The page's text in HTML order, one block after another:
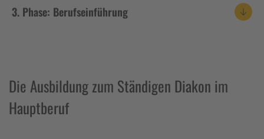
3. Phase: Berufseinführung
Die Ausbildung zum Ständigen Diakon im
Hauptberuf